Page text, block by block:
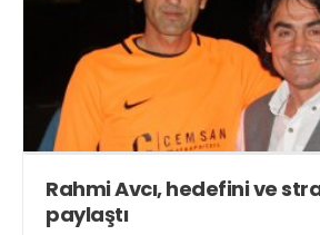
Rahmi Avcı, hedefini ve
paylaştı